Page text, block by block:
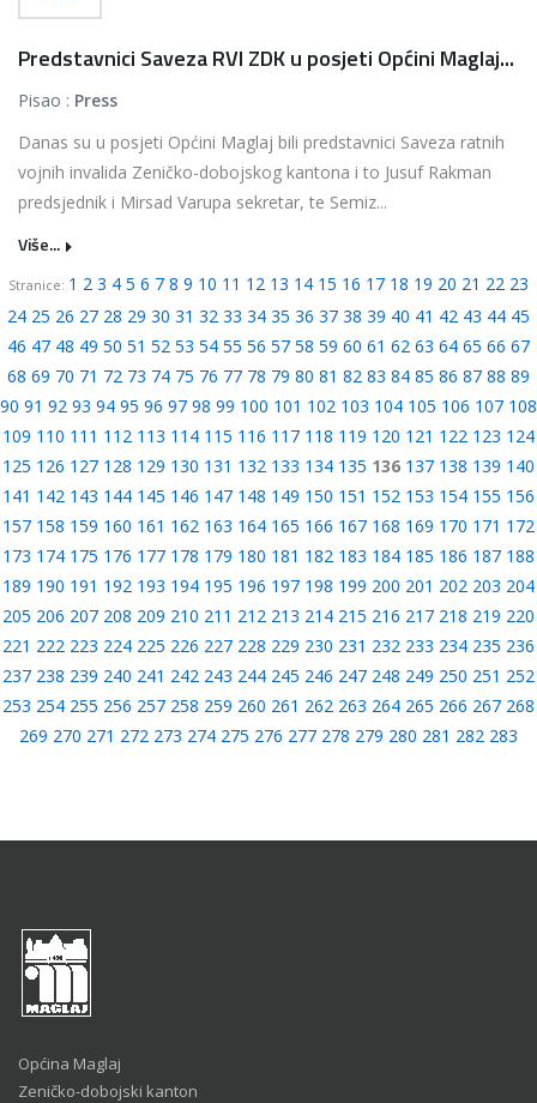
Predstavnici Saveza RVI ZDK u posjeti Općini Maglaj...
Pisao : Press
Danas su u posjeti Općini Maglaj bili predstavnici Saveza ratnih
vojnih invalida Zeničko-dobojskog kantona i to Jusuf Rakman
predsjednik i Mirsad Varupa sekretar, te Semiz...
Više...
Stranice: 1 2 3 4 5 6 7 8 9 10 11 12 13 14 15 16 17 18 19 20 21 22 23
24 25 26 27 28 29 30 31 32 33 34 35 36 37 38 39 40 41 42 43 44 45
46 47 48 49 50 51 52 53 54 55 56 57 58 59 60 61 62 63 64 65 66 67
68 69 70 71 72 73 74 75 76 77 78 79 80 81 82 83 84 85 86 87 88 89
90 91 92 93 94 95 96 97 98 99 100 101 102 103 104 105 106 107 108
109 110 111 112 113 114 115 116 117 118 119 120 121 122 123 124
125 126 127 128 129 130 131 132 133 134 135 136 137 138 139 140
141 142 143 144 145 146 147 148 149 150 151 152 153 154 155 156
157 158 159 160 161 162 163 164 165 166 167 168 169 170 171 172
173 174 175 176 177 178 179 180 181 182 183 184 185 186 187 188
189 190 191 192 193 194 195 196 197 198 199 200 201 202 203 204
205 206 207 208 209 210 211 212 213 214 215 216 217 218 219 220
221 222 223 224 225 226 227 228 229 230 231 232 233 234 235 236
237 238 239 240 241 242 243 244 245 246 247 248 249 250 251 252
253 254 255 256 257 258 259 260 261 262 263 264 265 266 267 268
269 270 271 272 273 274 275 276 277 278 279 280 281 282 283
Općina Maglaj
Zeničko-dobojski kanton